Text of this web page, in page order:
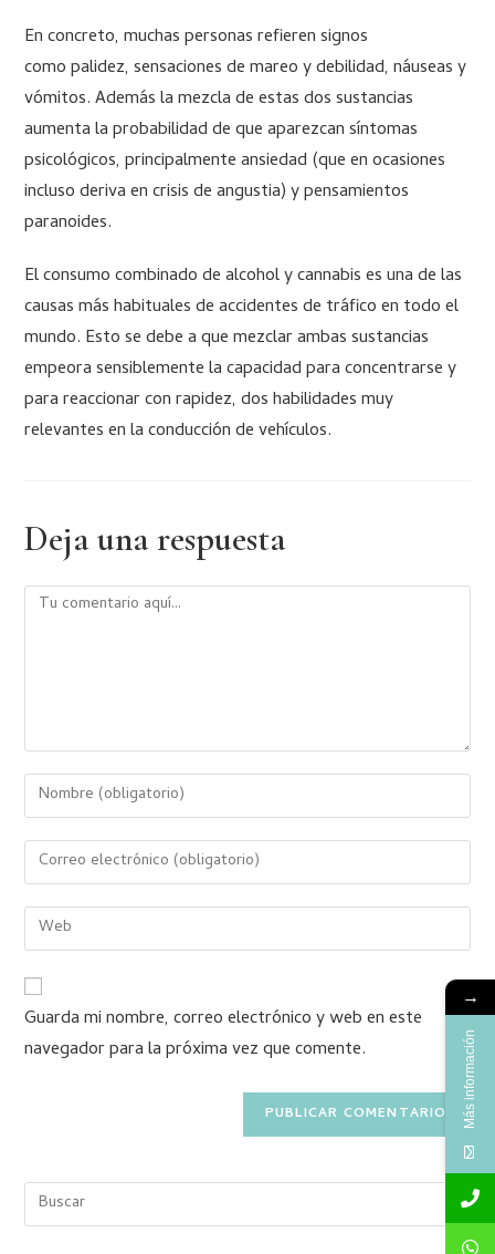
En concreto, muchas personas refieren signos
como palidez, sensaciones de mareo y debilidad, náuseas y
vómitos. Además la mezcla de estas dos sustancias
aumenta la probabilidad de que aparezcan síntomas
psicológicos, principalmente ansiedad (que en ocasiones
incluso deriva en crisis de angustia) y pensamientos
paranoides.
El consumo combinado de alcohol y cannabis es una de las
causas más habituales de accidentes de tráfico en todo el
mundo. Esto se debe a que mezclar ambas sustancias
empeora sensiblemente la capacidad para concentrarse y
para reaccionar con rapidez, dos habilidades muy
relevantes en la conducción de vehículos.
Deja una respuesta
Guarda mi nombre, correo electrónico y web en este
navegador para la próxima vez que comente.
→
Más información